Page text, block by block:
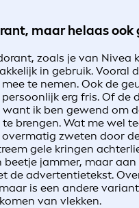
maar helaas ook
zoals je van Nivea
in gebruik. Vooral
te nemen. Ook de
erg fris. Of de
ik ben gewend om
brengen. Wat me wel
zweten door
gele kringen
beetje jammer, maar aan
de advertentietekst.
is een andere
van vlekken.